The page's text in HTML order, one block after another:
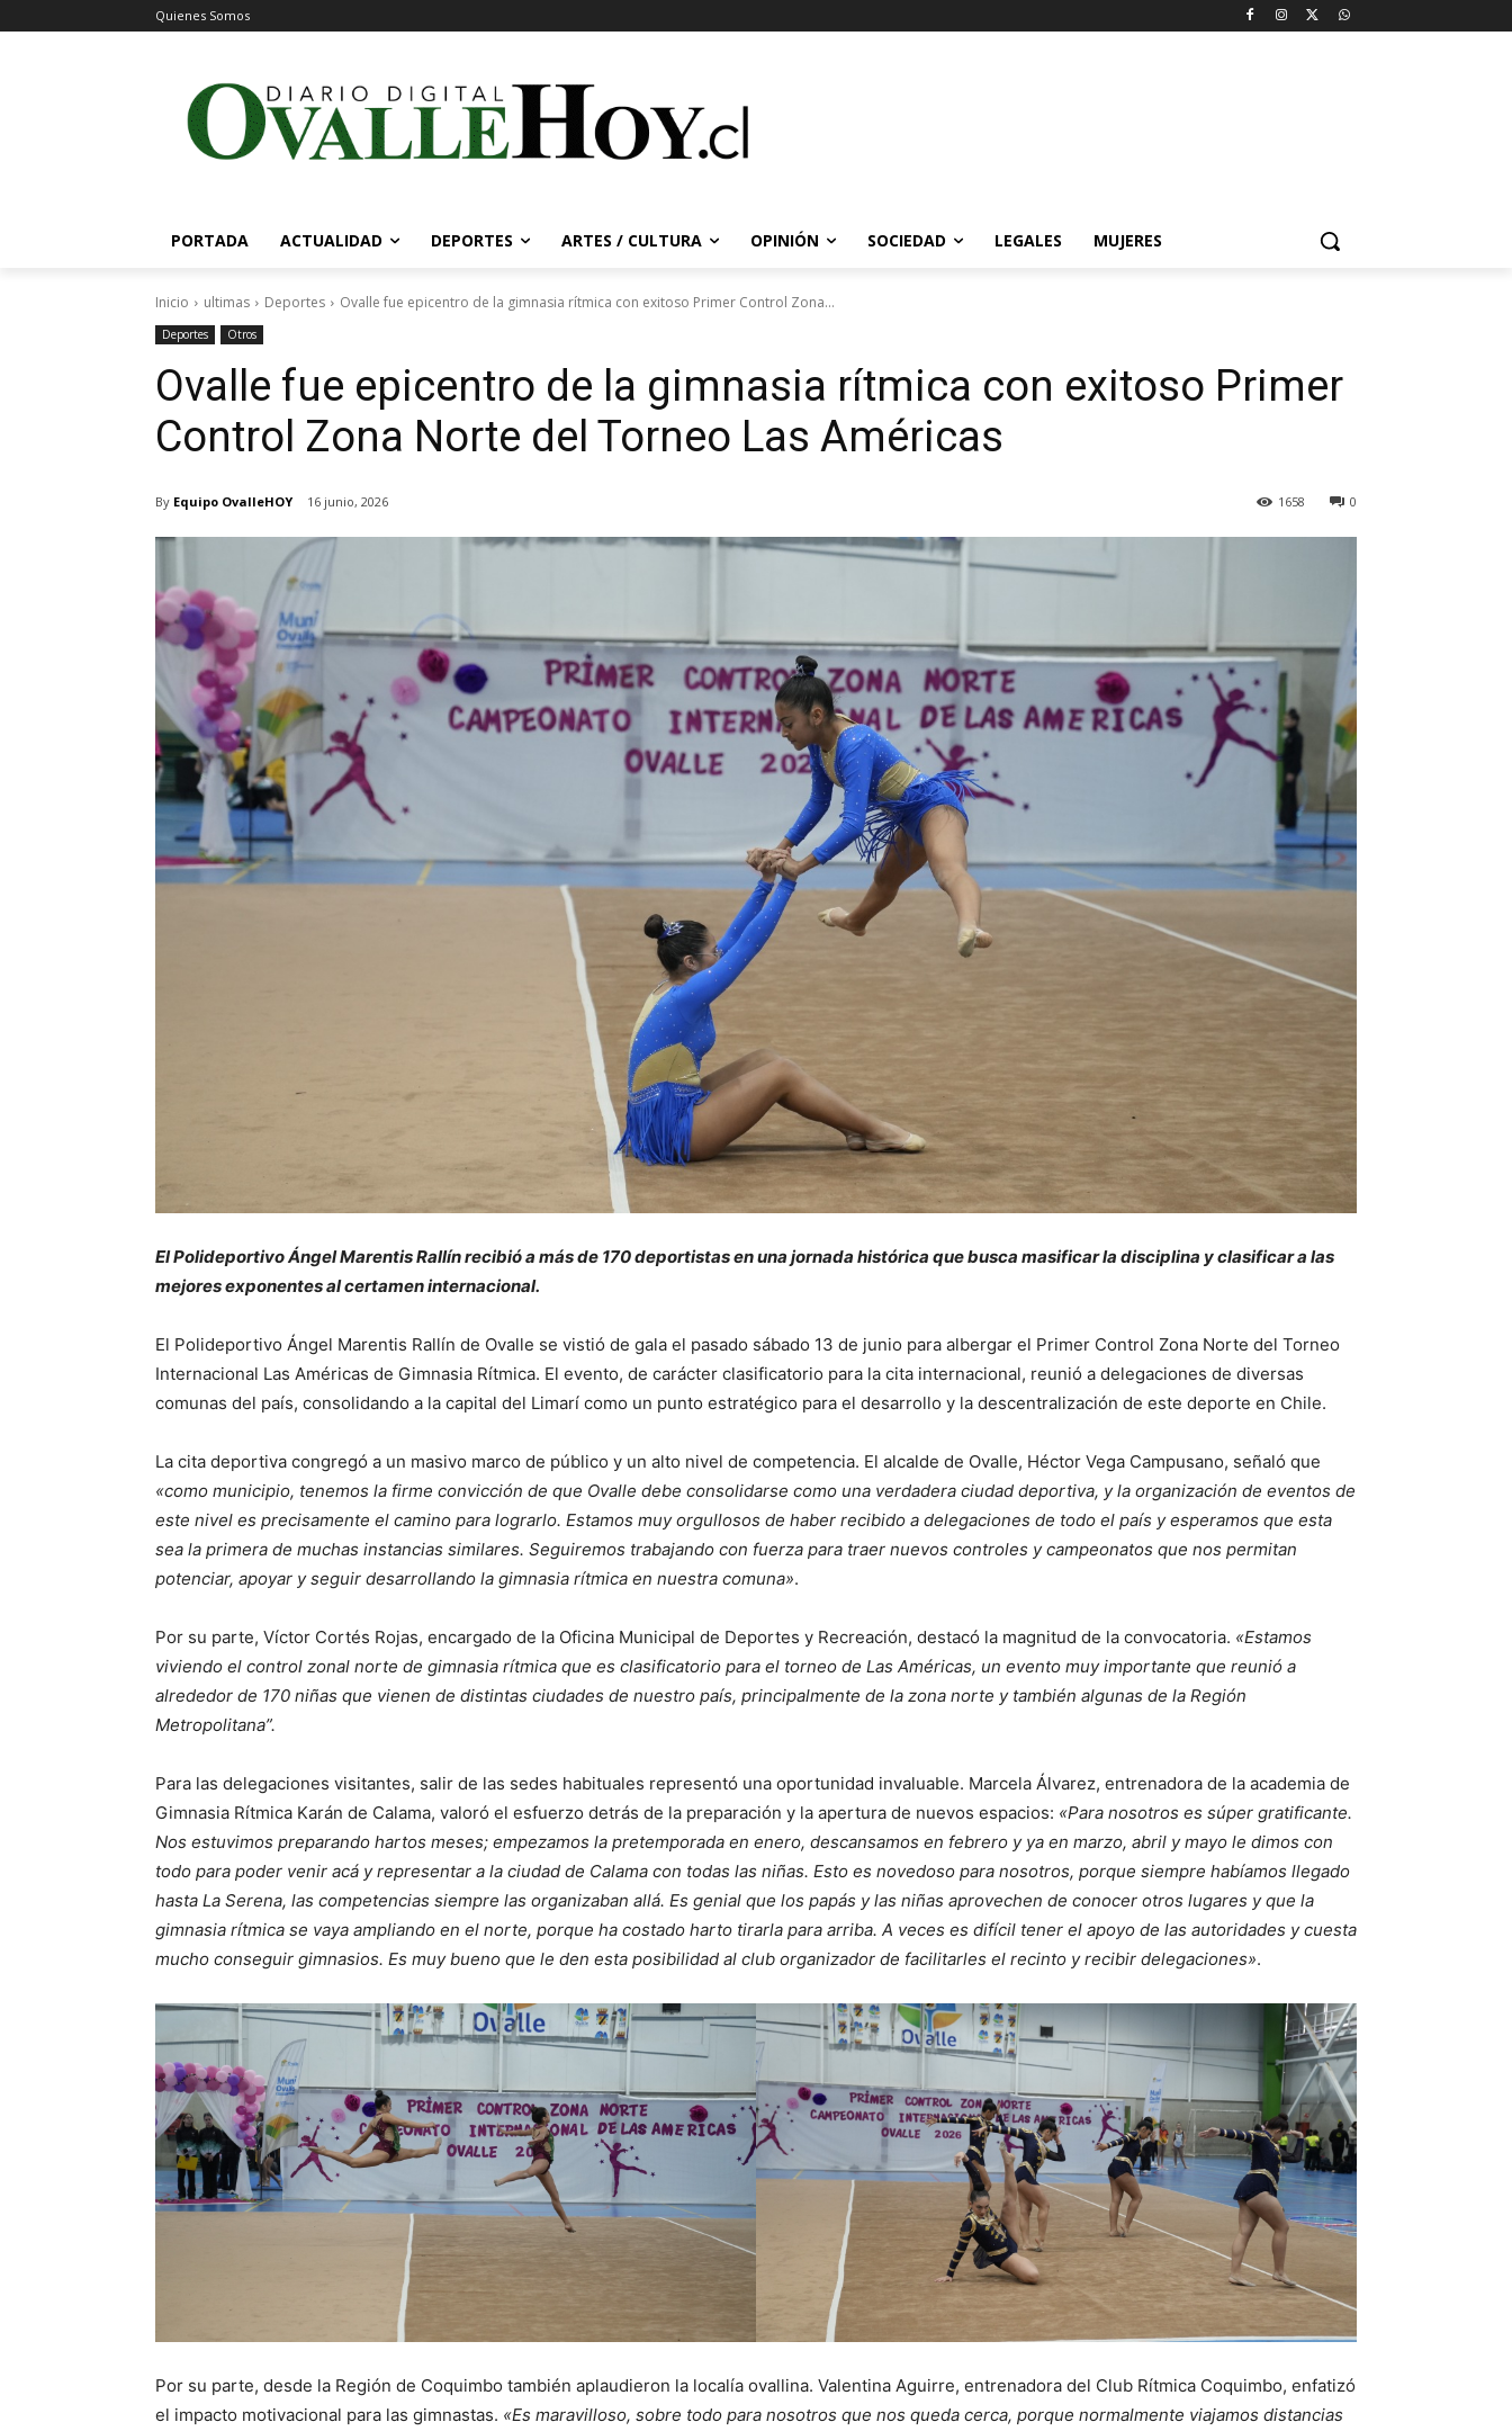
Quienes Somos
PORTADA ACTUALIDAD DEPORTES ARTES / CULTURA OPINIÓN SOCIEDAD LEGALES MUJERES
Inicio ultimas Deportes Ovalle fue epicentro de la gimnasia rítmica con exitoso Primer Control Zona...
Deportes Otros
Ovalle fue epicentro de la gimnasia rítmica con exitoso Primer
Control Zona Norte del Torneo Las Américas
By Equipo OvalleHOY 16 junio, 2026 0
1658
El Polideportivo Ángel Marentis Rallín recibió a más de 170 deportistas en una jornada histórica que busca masificar la disciplina y clasificar a las
mejores exponentes al certamen internacional.
El Polideportivo Ángel Marentis Rallín de Ovalle se vistió de gala el pasado sábado 13 de junio para albergar el Primer Control Zona Norte del Torneo
Internacional Las Américas de Gimnasia Rítmica. El evento, de carácter clasificatorio para la cita internacional, reunió a delegaciones de diversas
comunas del país, consolidando a la capital del Limarí como un punto estratégico para el desarrollo y la descentralización de este deporte en Chile.
La cita deportiva congregó a un masivo marco de público y un alto nivel de competencia. El alcalde de Ovalle, Héctor Vega Campusano, señaló que
«como municipio, tenemos la firme convicción de que Ovalle debe consolidarse como una verdadera ciudad deportiva, y la organización de eventos de
este nivel es precisamente el camino para lograrlo. Estamos muy orgullosos de haber recibido a delegaciones de todo el país y esperamos que esta
sea la primera de muchas instancias similares. Seguiremos trabajando con fuerza para traer nuevos controles y campeonatos que nos permitan
potenciar, apoyar y seguir desarrollando la gimnasia rítmica en nuestra comuna».
Por su parte, Víctor Cortés Rojas, encargado de la Oficina Municipal de Deportes y Recreación, destacó la magnitud de la convocatoria. «Estamos
viviendo el control zonal norte de gimnasia rítmica que es clasificatorio para el torneo de Las Américas, un evento muy importante que reunió a
alrededor de 170 niñas que vienen de distintas ciudades de nuestro país, principalmente de la zona norte y también algunas de la Región
Metropolitana”.
Para las delegaciones visitantes, salir de las sedes habituales representó una oportunidad invaluable. Marcela Álvarez, entrenadora de la academia de
Gimnasia Rítmica Karán de Calama, valoró el esfuerzo detrás de la preparación y la apertura de nuevos espacios: «Para nosotros es súper gratificante.
Nos estuvimos preparando hartos meses; empezamos la pretemporada en enero, descansamos en febrero y ya en marzo, abril y mayo le dimos con
todo para poder venir acá y representar a la ciudad de Calama con todas las niñas. Esto es novedoso para nosotros, porque siempre habíamos llegado
hasta La Serena, las competencias siempre las organizaban allá. Es genial que los papás y las niñas aprovechen de conocer otros lugares y que la
gimnasia rítmica se vaya ampliando en el norte, porque ha costado harto tirarla para arriba. A veces es difícil tener el apoyo de las autoridades y cuesta
mucho conseguir gimnasios. Es muy bueno que le den esta posibilidad al club organizador de facilitarles el recinto y recibir delegaciones».
Por su parte, desde la Región de Coquimbo también aplaudieron la localía ovallina. Valentina Aguirre, entrenadora del Club Rítmica Coquimbo, enfatizó
el impacto motivacional para las gimnastas. «Es maravilloso, sobre todo para nosotros que nos queda cerca, porque normalmente viajamos distancias